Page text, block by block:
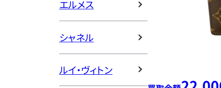
エルメス
シャネル
ルイ・ヴィトン